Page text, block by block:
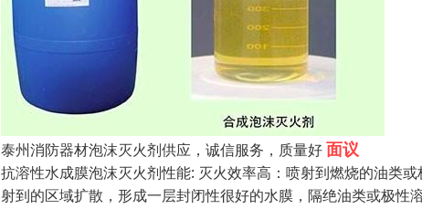
泰州消防器材泡沫灭火剂供应，诚信服务，质量好面议
抗溶性水成膜泡沫灭火剂性能: 灭火效率高：喷射到燃烧的油类
射到的区域扩散，形成一层封闭性很好的水膜，隔绝油类或极